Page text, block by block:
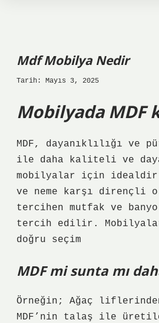
Mdf Mobilya Nedir
Tarih: Mayıs 3, 2025
Mobilyada MDF
MDF, dayanıklılığı ve
ile daha kaliteli ve
mobilyalar için
ve neme karşı dirençli
tercihen mutfak ve
tercih edilir.
doğru seçim
MDF mi sunta mı
Örneğin; Ağaç
MDF’nin talaş ile